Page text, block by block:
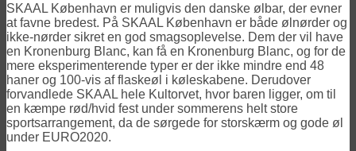
SKAAL København er muligvis den danske ølbar, der evner
at favne bredest. På SKAAL København er både ølnørder og
ikke-nørder sikret en god smagsoplevelse. Dem der vil have
en Kronenburg Blanc, kan få en Kronenburg Blanc, og for de
mere eksperimenterende typer er der ikke mindre end 48
haner og 100-vis af flaskeøl i køleskabene. Derudover
forvandlede SKAAL hele Kultorvet, hvor baren ligger, om til
en kæmpe rød/hvid fest under sommerens helt store
sportsarrangement, da de sørgede for storskærm og gode øl
under EURO2020.